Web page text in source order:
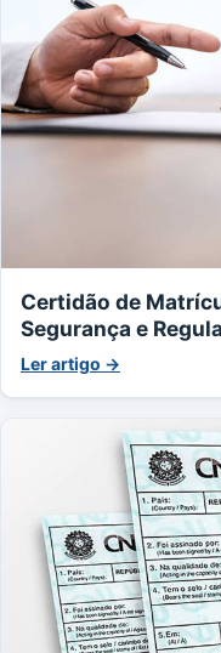
Certidão de
Segurança e
Ler artigo →